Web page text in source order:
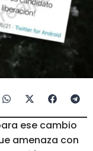
ese cambio
amenaza con